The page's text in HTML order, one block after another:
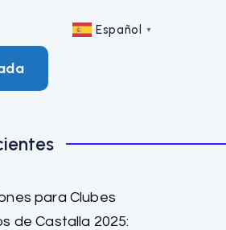
Español ▼
para Clubes
de Castalla 2025: